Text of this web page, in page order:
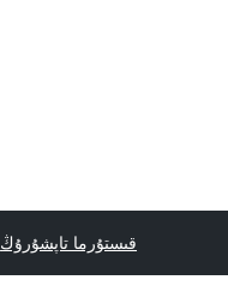
قىستۇرما تاپشۇرۇڭ